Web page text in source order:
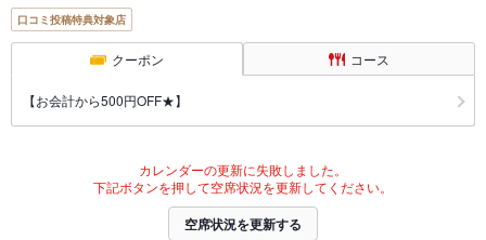
口コミ投稿特典対象店
クーポン コース
【お会計から500円OFF★】
カレンダーの更新に失敗しました。
下記ボタンを押して空席状況を更新してください。
空席状況を更新する